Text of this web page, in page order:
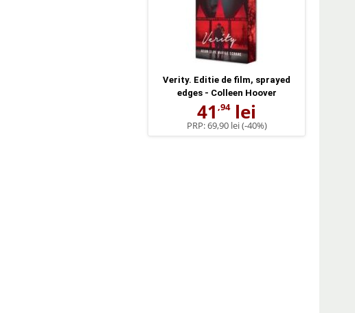
Verity. Editie de film, sprayed
edges - Colleen Hoover
41 ,94lei
PRP:69,90 lei(-40%)